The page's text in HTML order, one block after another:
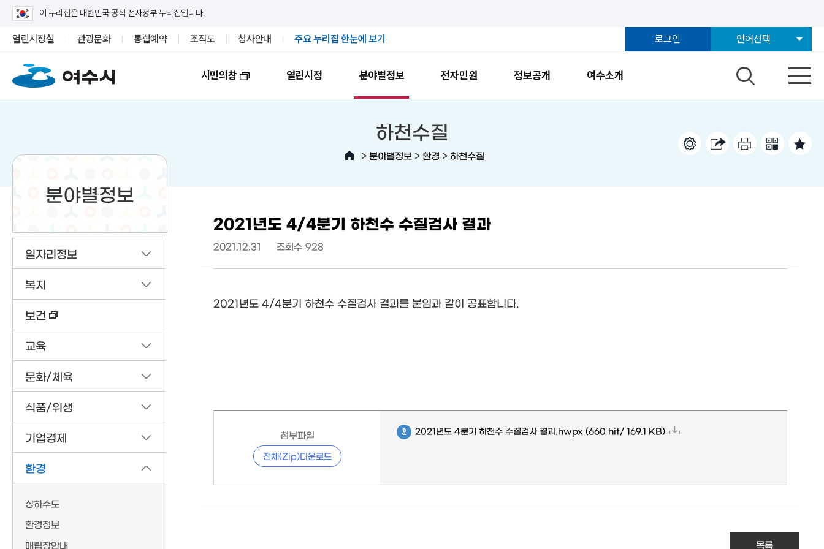
이 누리집은 대한민국 공식 전자정부 누리집입니다.
열린시장실 관광문화 통합예약 조직도 청사안내 주요 누리집 한눈에 보기 로그인 언어선택
시민의창 열린시정 분야별정보 전자민원 정보공개 여수소개
분야별정보
일자리정보
복지
보건
교육
문화/체육
식품/위생
기업경제
환경
상하수도
환경정보
매립장안내
하천수질
> 분야별정보 > 환경 > 하천수질
2021년도 4/4분기 하천수 수질검사 결과
2021.12.31 조회수 928
2021년도 4/4분기 하천수 수질검사 결과를 붙임과 같이 공표합니다.
첨부파일
전체(Zip)다운로드
2021년도 4분기 하천수 수질검사 결과.hwpx (660 hit/ 169.1 KB)
목록